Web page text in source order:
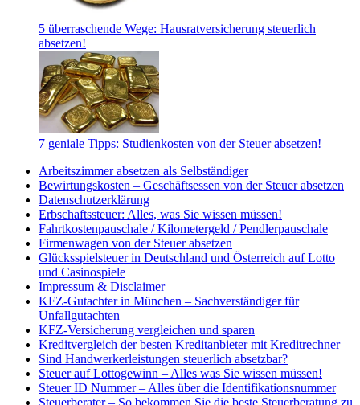
5 überraschende Wege: Hausratversicherung steuerlich
absetzen!
7 geniale Tipps: Studienkosten von der Steuer absetzen!
Arbeitszimmer absetzen als Selbständiger
Bewirtungskosten – Geschäftsessen von der Steuer absetzen
Datenschutzerklärung
Erbschaftssteuer: Alles, was Sie wissen müssen!
Fahrtkostenpauschale / Kilometergeld / Pendlerpauschale
Firmenwagen von der Steuer absetzen
Glücksspielsteuer in Deutschland und Österreich auf Lotto
und Casinospiele
Impressum & Disclaimer
KFZ-Gutachter in München – Sachverständiger für
Unfallgutachten
KFZ-Versicherung vergleichen und sparen
Kreditvergleich der besten Kreditanbieter mit Kreditrechner
Sind Handwerkerleistungen steuerlich absetzbar?
Steuer auf Lottogewinn – Alles was Sie wissen müssen!
Steuer ID Nummer – Alles über die Identifikationsnummer
Steuerberater – So bekommen Sie die beste Steuerberatung zu